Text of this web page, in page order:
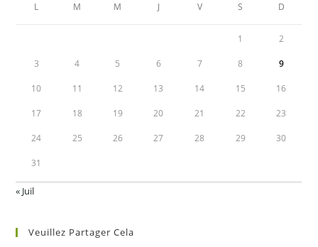
L M M J V S D
1 2
3 4 5 6 7 8 9
10 11 12 13 14 15 16
17 18 19 20 21 22 23
24 25 26 27 28 29 30
31
« Juil
Veuillez Partager Cela